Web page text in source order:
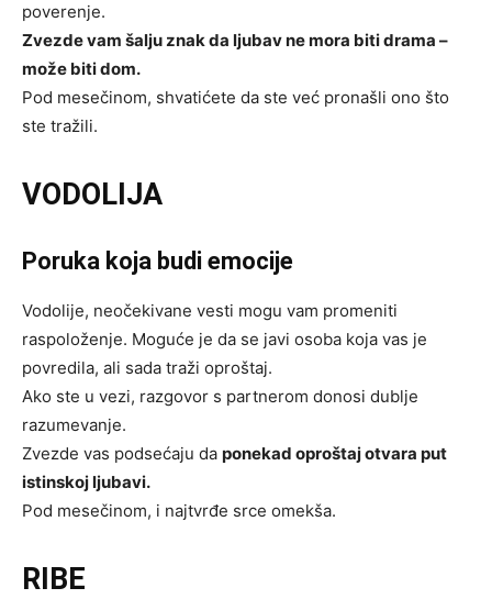
poverenje.
Zvezde vam šalju znak da ljubav ne mora biti drama –
može biti dom.
Pod mesečinom, shvatićete da ste već pronašli ono što
ste tražili.
VODOLIJA
Poruka koja budi emocije
Vodolije, neočekivane vesti mogu vam promeniti
raspoloženje. Moguće je da se javi osoba koja vas je
povredila, ali sada traži oproštaj.
Ako ste u vezi, razgovor s partnerom donosi dublje
razumevanje.
Zvezde vas podsećaju da ponekad oproštaj otvara put
istinskoj ljubavi.
Pod mesečinom, i najtvrđe srce omekša.
RIBE